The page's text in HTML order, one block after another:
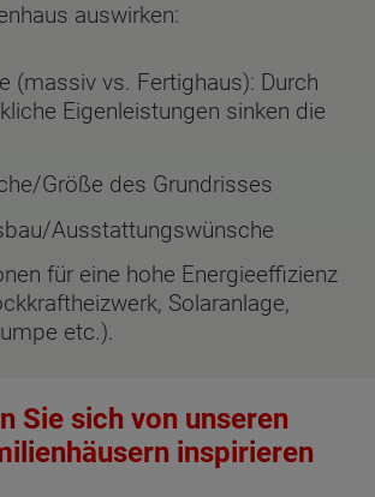
auswirken:
(massiv vs. Fertighaus): Durch
Eigenleistungen sinken die
Größe des Grundrisses
Ausstattungswünsche
für eine hohe Energieeffizienz
Solaranlage,
etc.).
Sie sich von unseren
inspirieren